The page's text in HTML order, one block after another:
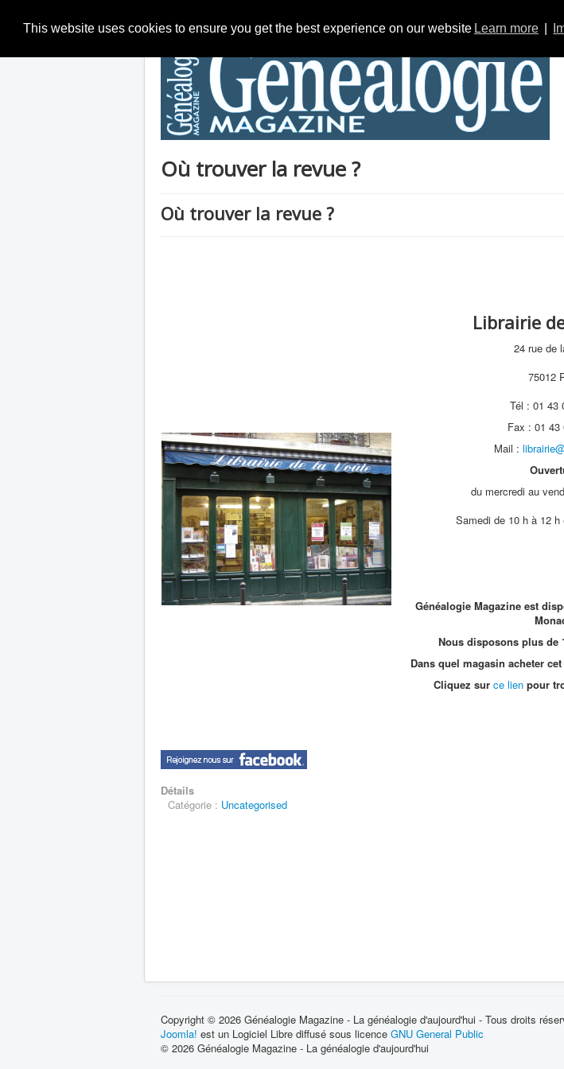
This website uses cookies to ensure you get the best experience on our website Learn more
Où trouver la revue ?
Où trouver la revue ?
Librairie
24 rue de
75012
Tél : 01 43
Fax : 01 43
Mail :
du mercredi au
Samedi de 10 h à 12
Généalogie Magazine est
Nous disposons plus de
Dans quel magasin acheter
Cliquez sur ce lien pour
Détails
Catégorie : Uncategorised
Copyright © 2026 Généalogie Magazine - La généalogie d'aujourd'hui - Tous droits
Joomla! est un Logiciel Libre diffusé sous licence GNU General Public
© 2026 Généalogie Magazine - La généalogie d'aujourd'hui